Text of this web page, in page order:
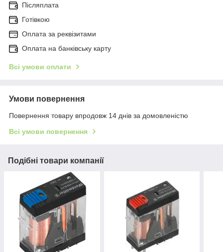
Післяплата
Готівкою
Оплата за реквізитами
Оплата на банківську карту
Всі умови оплати
Умови повернення
Повернення товару впродовж 14 днів за домовленістю
Всі умови повернення
Подібні товари компанії